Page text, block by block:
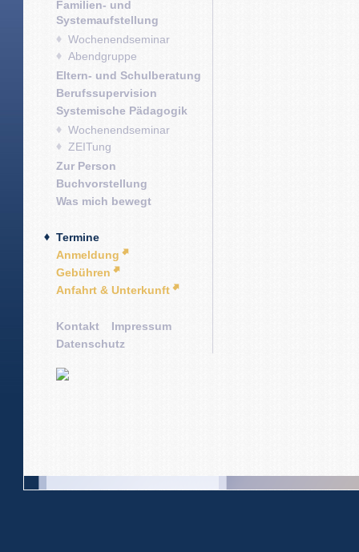
Familien- und
Systemaufstellung
Wochenendseminar
Abendgruppe
Eltern- und Schulberatung
Berufssupervision
Systemische Pädagogik
Wochenendseminar
ZEITung
Zur Person
Buchvorstellung
Was mich bewegt
Termine
Anmeldung
Gebühren
Anfahrt & Unterkunft
Kontakt
Impressum
Datenschutz